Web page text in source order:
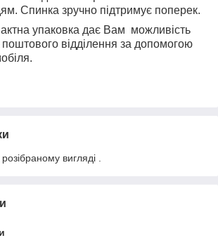
Спинка зручно підтримує поперек.
упаковка дає Вам можливість
відділення за допомогою
вигляді .